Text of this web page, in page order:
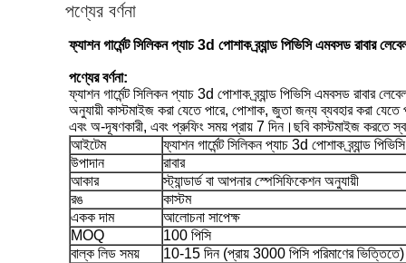
পণ্যের বর্ণনা
ফ্যাশন গার্মেন্ট সিলিকন প্যাচ 3d পোশাক ব্র্যান্ড পিভিসি এমবসড রাবার
পণ্যের বর্ণনা:
ফ্যাশন গার্মেন্ট সিলিকন প্যাচ 3d পোশাক ব্র্যান্ড পিভিসি এমবসড রাবার
অনুযায়ী কাস্টমাইজ করা যেতে পারে, পোশাক, জুতা জন্য ব্যবহার করা যেতে
এবং অ-দূষণকারী, এবং প্রুফিং সময় প্রায় 7 দিন।ছবি কাস্টমাইজ করতে
আইটেম
ফ্যাশন গার্মেন্ট সিলিকন প্যাচ 3d পোশাক ব্র্যান্ড
উপাদান
রাবার
আকার
স্ট্যান্ডার্ড বা আপনার স্পেসিফিকেশন অনুযায়ী
রঙ
কাস্টম
একক দাম
আলোচনা সাপেক্ষ
MOQ
100 পিসি
বাল্ক লিড সময়
10-15 দিন (প্রায় 3000 পিসি পরিমাণের ভিত্তিতে)